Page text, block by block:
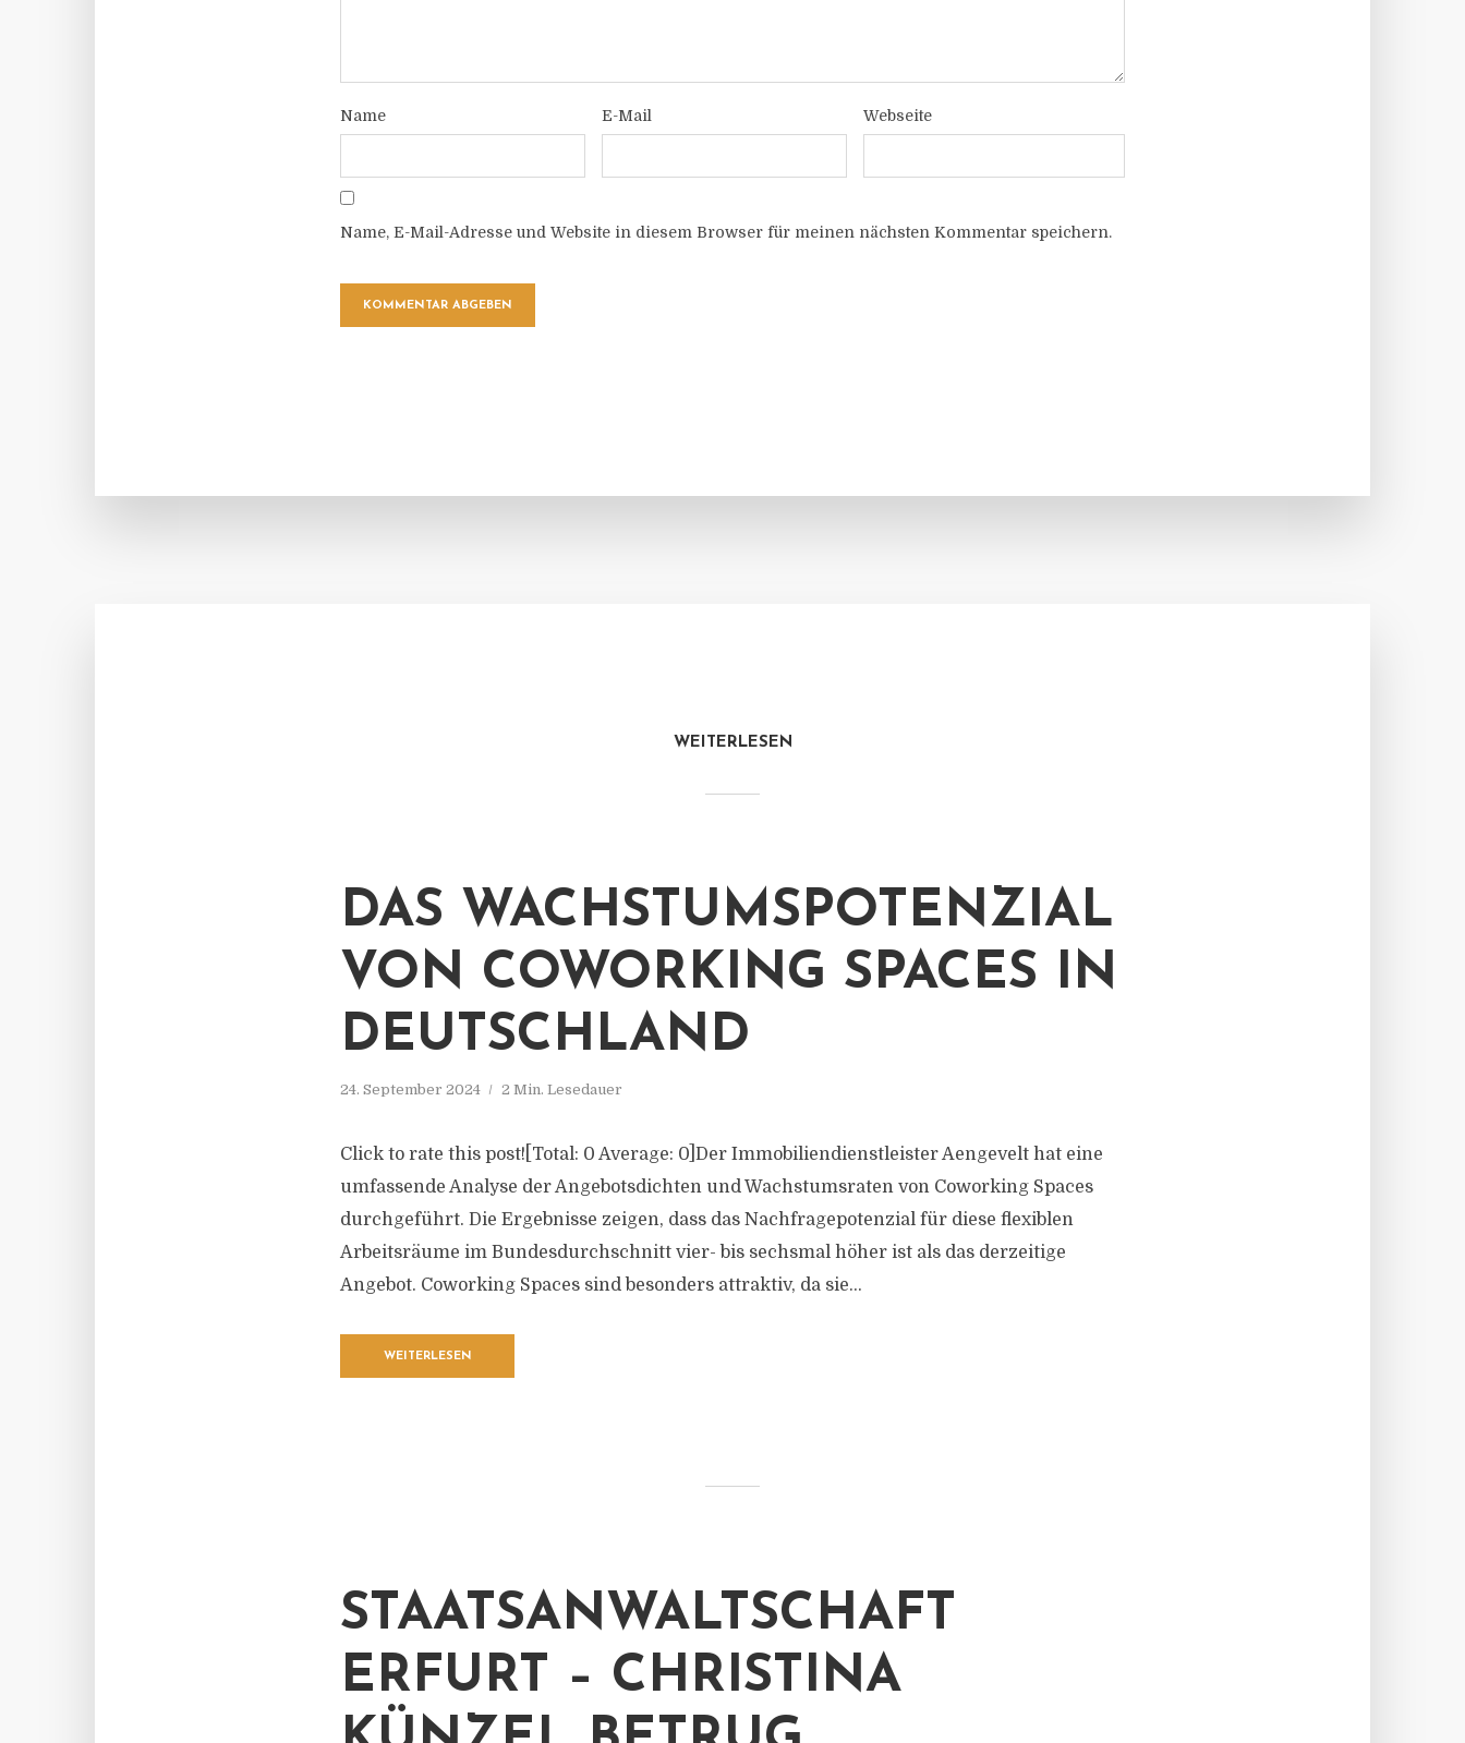
Name E-Mail Webseite
Name, E-Mail-Adresse und Website in diesem Browser für meinen nächsten Kommentar speichern.
WEITERLESEN
DAS WACHSTUMSPOTENZIAL
VON COWORKING SPACES IN
DEUTSCHLAND
24. September 2024 2 Min. Lesedauer
Click to rate this post![Total: 0 Average: 0]Der Immobiliendienstleister Aengevelt hat eine
umfassende Analyse der Angebotsdichten und Wachstumsraten von Coworking Spaces
durchgeführt. Die Ergebnisse zeigen, dass das Nachfragepotenzial für diese flexiblen
Arbeitsräume im Bundesdurchschnitt vier- bis sechsmal höher ist als das derzeitige
Angebot. Coworking Spaces sind besonders attraktiv, da sie...
WEITERLESEN
STAATSANWALTSCHAFT
ERFURT – CHRISTINA